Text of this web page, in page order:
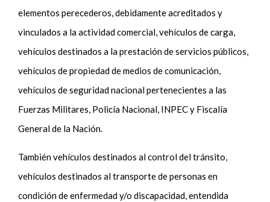
elementos perecederos, debidamente acreditados y
vinculados a la actividad comercial, vehículos de carga,
vehículos destinados a la prestación de servicios públicos,
vehículos de propiedad de medios de comunicación,
vehículos de seguridad nacional pertenecientes a las
Fuerzas Militares, Policía Nacional, INPEC y Fiscalía
General de la Nación.
También vehículos destinados al control del tránsito,
vehículos destinados al transporte de personas en
condición de enfermedad y/o discapacidad, entendida